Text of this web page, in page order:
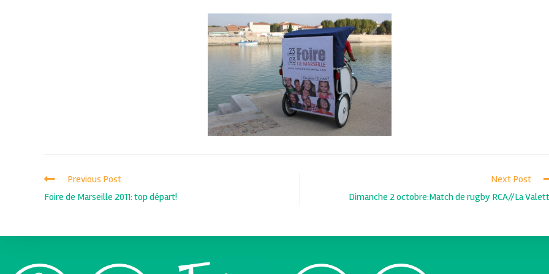
Previous Post
Foire de Marseille 2011: top départ!
Next Post
Dimanche 2 octobre:Match de rugby RCA//La